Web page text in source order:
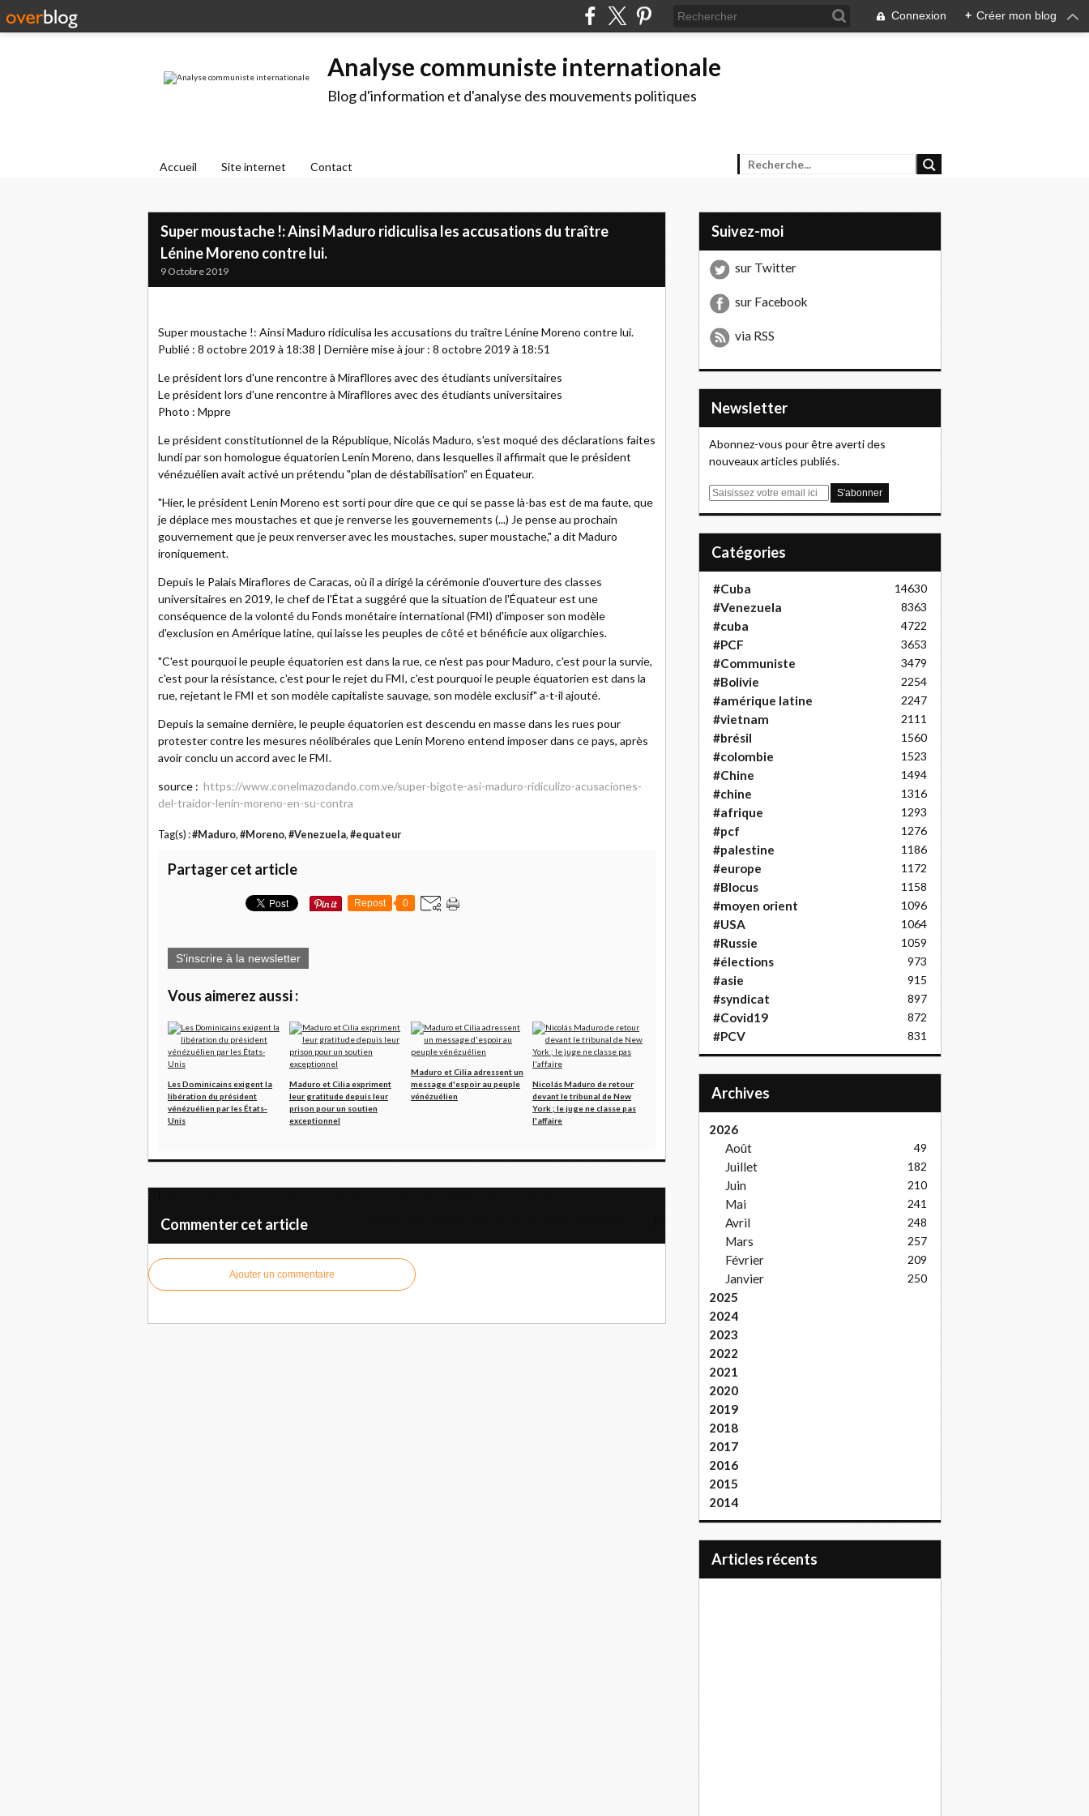
Connexion + Créer mon blog
Analyse communiste internationale
Blog d'information et d'analyse des mouvements politiques
Accueil Site internet Contact
Super moustache !: Ainsi Maduro ridiculisa les accusations du traître
Lénine Moreno contre lui.
9 Octobre 2019
Super moustache !: Ainsi Maduro ridiculisa les accusations du traître Lénine Moreno contre lui.
Publié : 8 octobre 2019 à 18:38 | Dernière mise à jour : 8 octobre 2019 à 18:51
Le président lors d'une rencontre à Mirafllores avec des étudiants universitaires
Le président lors d'une rencontre à Mirafllores avec des étudiants universitaires
Photo : Mppre
Le président constitutionnel de la République, Nicolás Maduro, s'est moqué des déclarations faites
lundi par son homologue équatorien Lenín Moreno, dans lesquelles il affirmait que le président
vénézuélien avait activé un prétendu "plan de déstabilisation" en Équateur.
"Hier, le président Lenín Moreno est sorti pour dire que ce qui se passe là-bas est de ma faute, que
je déplace mes moustaches et que je renverse les gouvernements (...) Je pense au prochain
gouvernement que je peux renverser avec les moustaches, super moustache," a dit Maduro
ironiquement.
Depuis le Palais Miraflores de Caracas, où il a dirigé la cérémonie d'ouverture des classes
universitaires en 2019, le chef de l'État a suggéré que la situation de l'Équateur est une
conséquence de la volonté du Fonds monétaire international (FMI) d'imposer son modèle
d'exclusion en Amérique latine, qui laisse les peuples de côté et bénéficie aux oligarchies.
"C'est pourquoi le peuple équatorien est dans la rue, ce n'est pas pour Maduro, c'est pour la survie,
c'est pour la résistance, c'est pour le rejet du FMI, c'est pourquoi le peuple équatorien est dans la
rue, rejetant le FMI et son modèle capitaliste sauvage, son modèle exclusif" a-t-il ajouté.
Depuis la semaine dernière, le peuple équatorien est descendu en masse dans les rues pour
protester contre les mesures néolibérales que Lenín Moreno entend imposer dans ce pays, après
avoir conclu un accord avec le FMI.
source : https://www.conelmazodando.com.ve/super-bigote-asi-maduro-ridiculizo-acusaciones-
del-traidor-lenin-moreno-en-su-contra
Tag(s) :#Maduro, #Moreno, #Venezuela, #equateur
Partager cet article
Repost 0
S'inscrire à la newsletter
Vous aimerez aussi :
Les Dominicains exigent la
libération du président
vénézuélien par les États-
Unis
Maduro et Cilia expriment
leur gratitude depuis leur
prison pour un soutien
exceptionnel
Maduro et Cilia adressent un
message d'espoir au peuple
vénézuélien
Nicolás Maduro de retour
devant le tribunal de New
York ; le juge ne classe pas
l'affaire
Commenter cet article
Ajouter un commentaire
Suivez-moi
sur Twitter
sur Facebook
via RSS
Newsletter
Abonnez-vous pour être averti des
nouveaux articles publiés.
E
Catégories
#Cuba 14630
#Venezuela 8363
#cuba 4722
#PCF 3653
#Communiste 3479
#Bolivie 2254
#amérique latine 2247
#vietnam 2111
#brésil 1560
#colombie 1523
#Chine 1494
#chine 1316
#afrique 1293
#pcf 1276
#palestine 1186
#europe 1172
#Blocus 1158
#moyen orient 1096
#USA 1064
#Russie 1059
#élections 973
#asie 915
#syndicat 897
#Covid19 872
#PCV 831
Archives
2026
Août
49
Juillet 182
Juin 210
Mai 241
Avril 248
Mars 257
Février 209
Janvier 250
2025
2024
2023
2022
2021
2020
2019
2018
2017
2016
2015
2014
articles récents